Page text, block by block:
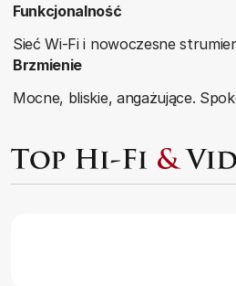
Funkcjonalność
Sieć Wi-Fi i nowoczesne
Brzmienie
Mocne, bliskie, angażujące.